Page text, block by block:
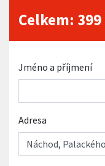
Celkem: 399
Jméno a příjmení
Adresa